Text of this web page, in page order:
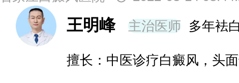
王明峰 主治医师 多年袪
擅长：中医诊疗白癜风，头